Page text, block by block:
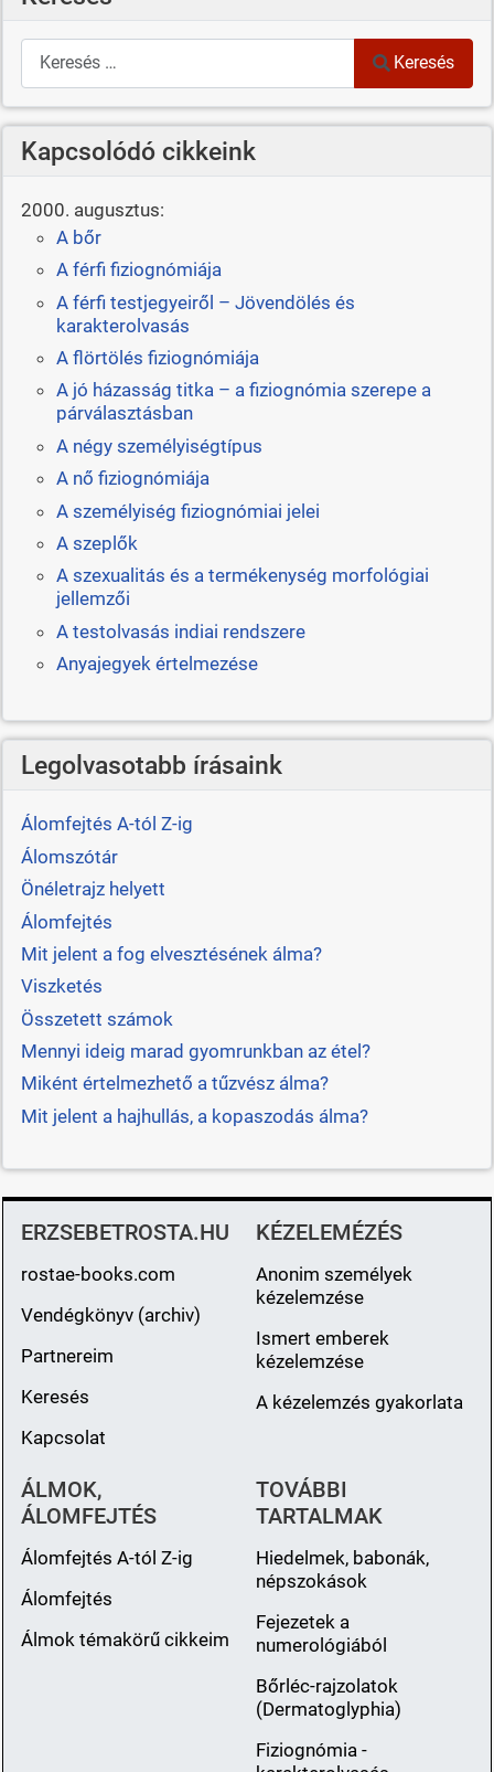
Keresés
Keresés
Kapcsolódó cikkeink
2000. augusztus:
A bőr
A férfi fiziognómiája
A férfi testjegyeiről – Jövendölés és
karakterolvasás
A flörtölés fiziognómiája
A jó házasság titka – a fiziognómia szerepe a
párválasztásban
A négy személyiségtípus
A nő fiziognómiája
A személyiség fiziognómiai jelei
A szeplők
A szexualitás és a termékenység morfológiai
jellemzői
A testolvasás indiai rendszere
Anyajegyek értelmezése
Legolvasotabb írásaink
Álomfejtés A-tól Z-ig
Álomszótár
Önéletrajz helyett
Álomfejtés
Mit jelent a fog elvesztésének álma?
Viszketés
Összetett számok
Mennyi ideig marad gyomrunkban az étel?
Miként értelmezhető a tűzvész álma?
Mit jelent a hajhullás, a kopaszodás álma?
ERZSEBETROSTA.HU
rostae-books.com
Vendégkönyv (archiv)
Partnereim
Keresés
Kapcsolat
KÉZELEMÉZÉS
Anonim személyek
kézelemzése
Ismert emberek
kézelemzése
A kézelemzés gyakorlata
ÁLMOK,
ÁLOMFEJTÉS
Álomfejtés A-tól Z-ig
Álomfejtés
Álmok témakörű cikkeim
TOVÁBBI
TARTALMAK
Hiedelmek, babonák,
népszokások
Fejezetek a
numerológiából
Bőrléc-rajzolatok
(Dermatoglyphia)
Fiziognómia -